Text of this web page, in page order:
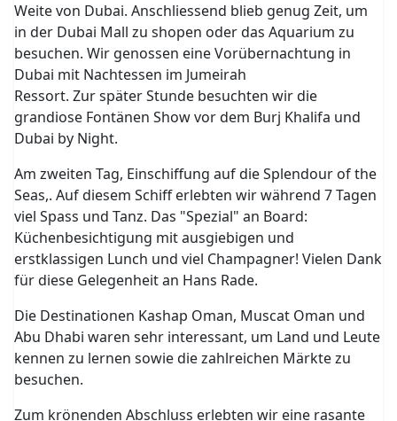
Weite von Dubai. Anschliessend blieb genug Zeit, um
in der Dubai Mall zu shopen oder das Aquarium zu
besuchen. Wir genossen eine Vorübernachtung in
Dubai mit Nachtessen im Jumeirah
Ressort. Zur später Stunde besuchten wir die
grandiose Fontänen Show vor dem Burj Khalifa und
Dubai by Night.
Am zweiten Tag, Einschiffung auf die Splendour of the
Seas,. Auf diesem Schiff erlebten wir während 7 Tagen
viel Spass und Tanz. Das "Spezial" an Board:
Küchenbesichtigung mit ausgiebigen und
erstklassigen Lunch und viel Champagner! Vielen Dank
für diese Gelegenheit an Hans Rade.
Die Destinationen Kashap Oman, Muscat Oman und
Abu Dhabi waren sehr interessant, um Land und Leute
kennen zu lernen sowie die zahlreichen Märkte zu
besuchen.
Zum krönenden Abschluss erlebten wir eine rasante